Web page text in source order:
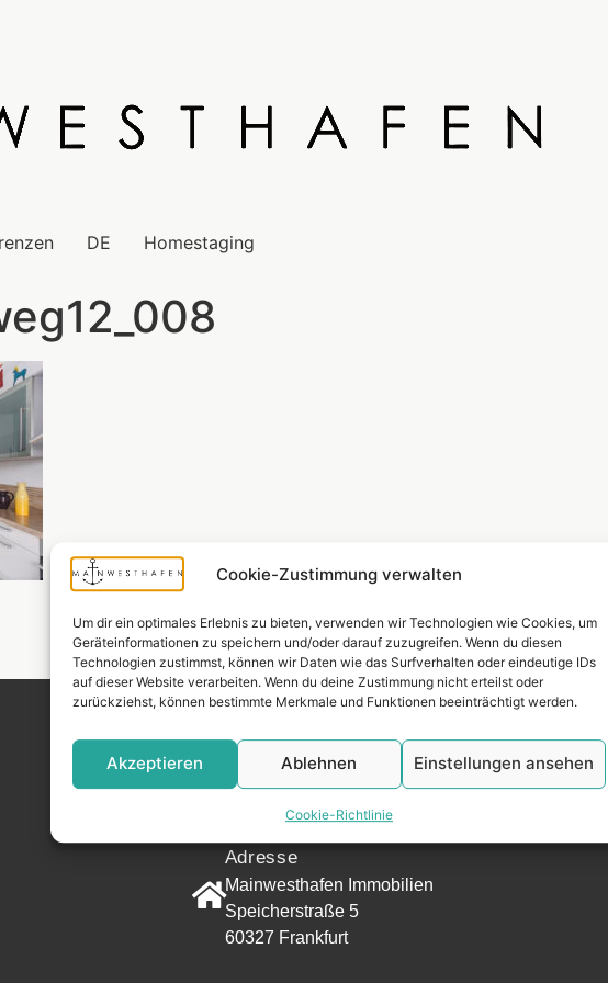
Cookie-Zustimmung verwalten
Um dir ein optimales Erlebnis zu bieten, verwenden wir Technologien wie Cookies, um
Geräteinformationen zu speichern und/oder darauf zuzugreifen. Wenn du diesen
Technologien zustimmst, können wir Daten wie das Surfverhalten oder eindeutige IDs
auf dieser Website verarbeiten. Wenn du deine Zustimmung nicht erteilst oder
zurückziehst, können bestimmte Merkmale und Funktionen beeinträchtigt werden.
Akzeptieren Ablehnen Einstellungen ansehen
Cookie-Richtlinie
DE Homestaging
KONTAKT
Adresse
Mainwesthafen Immobilien
Speicherstraße 5
60327 Frankfurt
Widerrufsrecht